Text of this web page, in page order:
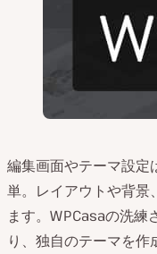
編集画面やテーマ設定
単。レイアウトや背景
ます。WPCasaの洗練
り、独自のテーマを